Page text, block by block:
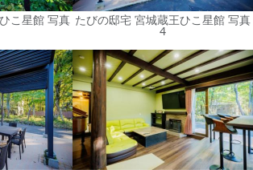
こ星館 写真 たびの邸宅 宮城蔵王ひこ星館 写真
4